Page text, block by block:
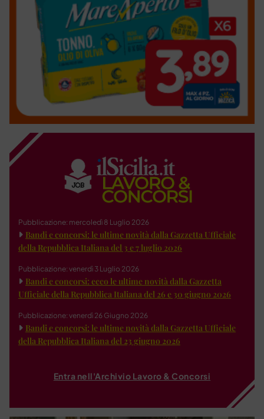
Pubblicazione: mercoledì 8 Luglio 2026
Bandi e concorsi: le ultime novità dalla Gazzetta Ufficiale
della Repubblica Italiana del 3 e 7 luglio 2026
Pubblicazione: venerdì 3 Luglio 2026
Bandi e concorsi: ecco le ultime novità dalla Gazzetta
Ufficiale della Repubblica Italiana del 26 e 30 giugno 2026
Pubblicazione: venerdì 26 Giugno 2026
Bandi e concorsi: le ultime novità dalla Gazzetta Ufficiale
della Repubblica Italiana del 23 giugno 2026
Entra nell'Archivio Lavoro & Concorsi